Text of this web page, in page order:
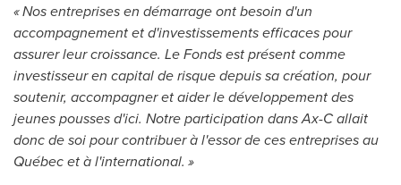
« Nos entreprises en démarrage ont besoin d'un
accompagnement et d'investissements efficaces pour
assurer leur croissance. Le Fonds est présent comme
investisseur en capital de risque depuis sa création, pour
soutenir, accompagner et aider le développement des
jeunes pousses d'ici. Notre participation dans Ax-C allait
donc de soi pour contribuer à l'essor de ces entreprises au
Québec et à l'international. »